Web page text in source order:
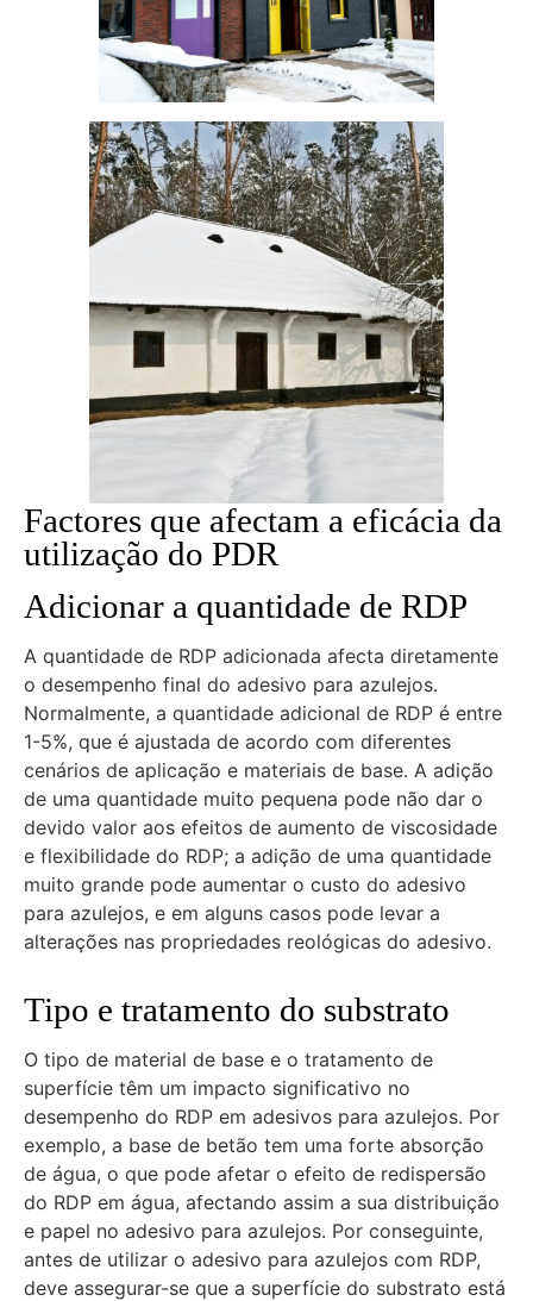
Factores que afectam a eficácia da
utilização do PDR
Adicionar a quantidade de RDP
A quantidade de RDP adicionada afecta diretamente
o desempenho final do adesivo para azulejos.
Normalmente, a quantidade adicional de RDP é entre
1-5%, que é ajustada de acordo com diferentes
cenários de aplicação e materiais de base. A adição
de uma quantidade muito pequena pode não dar o
devido valor aos efeitos de aumento de viscosidade
e flexibilidade do RDP; a adição de uma quantidade
muito grande pode aumentar o custo do adesivo
para azulejos, e em alguns casos pode levar a
alterações nas propriedades reológicas do adesivo.
Tipo e tratamento do substrato
O tipo de material de base e o tratamento de
superfície têm um impacto significativo no
desempenho do RDP em adesivos para azulejos. Por
exemplo, a base de betão tem uma forte absorção
de água, o que pode afetar o efeito de redispersão
do RDP em água, afectando assim a sua distribuição
e papel no adesivo para azulejos. Por conseguinte,
antes de utilizar o adesivo para azulejos com RDP,
deve assegurar-se que a superfície do substrato está